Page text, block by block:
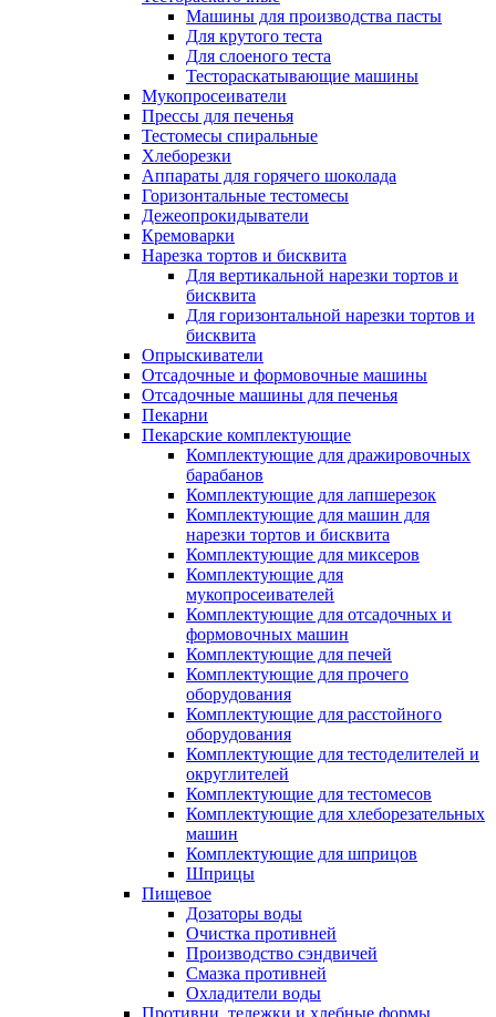
Машины для производства пасты
Для крутого теста
Для слоеного теста
Тестораскатывающие машины
Мукопросеиватели
Прессы для печенья
Тестомесы спиральные
Хлеборезки
Аппараты для горячего шоколада
Горизонтальные тестомесы
Дежеопрокидыватели
Кремоварки
Нарезка тортов и бисквита
Для вертикальной нарезки тортов и
бисквита
Для горизонтальной нарезки тортов и
бисквита
Опрыскиватели
Отсадочные и формовочные машины
Отсадочные машины для печенья
Пекарни
Пекарские комплектующие
Комплектующие для дражировочных
барабанов
Комплектующие для лапшерезок
Комплектующие для машин для
нарезки тортов и бисквита
Комплектующие для миксеров
Комплектующие для
мукопросеивателей
Комплектующие для отсадочных и
формовочных машин
Комплектующие для печей
Комплектующие для прочего
оборудования
Комплектующие для расстойного
оборудования
Комплектующие для тестоделителей и
округлителей
Комплектующие для тестомесов
Комплектующие для хлеборезательных
машин
Комплектующие для шприцов
Шприцы
Пищевое
Дозаторы воды
Очистка противней
Производство сэндвичей
Смазка противней
Охладители воды
Противни, тележки и хлебные формы